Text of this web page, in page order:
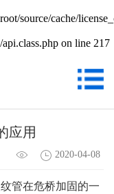
source/cache/
on line 217
应用
2020-04-08
管在危桥加固的一